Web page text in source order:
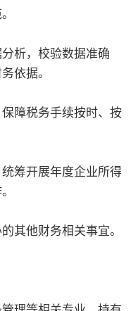
析，校验数据准确
依据。
障税务手续按时、按
筹开展年度企业所得
其他财务相关事宜。